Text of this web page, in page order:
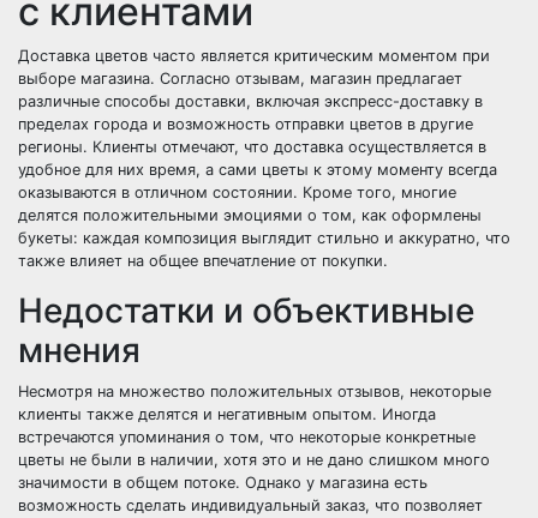
с клиентами
Доставка цветов часто является критическим моментом при
выборе магазина. Согласно отзывам, магазин предлагает
различные способы доставки, включая экспресс-доставку в
пределах города и возможность отправки цветов в другие
регионы. Клиенты отмечают, что доставка осуществляется в
удобное для них время, а сами цветы к этому моменту всегда
оказываются в отличном состоянии. Кроме того, многие
делятся положительными эмоциями о том, как оформлены
букеты: каждая композиция выглядит стильно и аккуратно, что
также влияет на общее впечатление от покупки.
Недостатки и объективные
мнения
Несмотря на множество положительных отзывов, некоторые
клиенты также делятся и негативным опытом. Иногда
встречаются упоминания о том, что некоторые конкретные
цветы не были в наличии, хотя это и не дано слишком много
значимости в общем потоке. Однако у магазина есть
возможность сделать индивидуальный заказ, что позволяет